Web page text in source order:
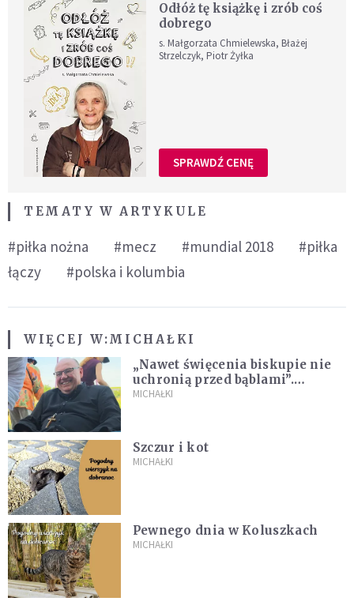
Odłóż tę książkę i zrób coś
dobrego
s. Małgorzata Chmielewska, Błażej
Strzelczyk, Piotr Żyłka
SPRAWDŹ CENĘ
TEMATY W ARTYKULE
#piłka nożna #mecz #mundial 2018
#piłka
łączy
#polska i kolumbia
WIĘCEJ W:MICHAŁKI
„Nawet święcenia biskupie nie
uchronią przed bąblami”.
Archidiecezja pokazała
MICHAŁKI
Szczur i kot
MICHAŁKI
Pewnego dnia w Koluszkach
MICHAŁKI